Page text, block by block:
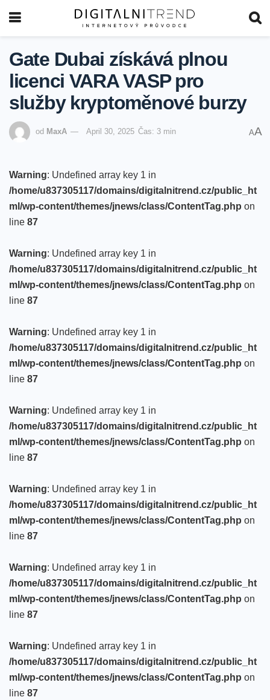
Gate Dubai získává plnou
licenci VARA VASP pro
služby kryptoměnové burzy
od MaxA April 30, 2025 Čas: 3 min AA
Warning: Undefined array key 1 in
/home/u837305117/domains/digitalnitrend.cz/public_ht
ml/wp-content/themes/jnews/class/ContentTag.php on
line 87
Warning: Undefined array key 1 in
/home/u837305117/domains/digitalnitrend.cz/public_ht
ml/wp-content/themes/jnews/class/ContentTag.php on
line 87
Warning: Undefined array key 1 in
/home/u837305117/domains/digitalnitrend.cz/public_ht
ml/wp-content/themes/jnews/class/ContentTag.php on
line 87
Warning: Undefined array key 1 in
/home/u837305117/domains/digitalnitrend.cz/public_ht
ml/wp-content/themes/jnews/class/ContentTag.php on
line 87
Warning: Undefined array key 1 in
/home/u837305117/domains/digitalnitrend.cz/public_ht
ml/wp-content/themes/jnews/class/ContentTag.php on
line 87
Warning: Undefined array key 1 in
/home/u837305117/domains/digitalnitrend.cz/public_ht
ml/wp-content/themes/jnews/class/ContentTag.php on
line 87
Warning: Undefined array key 1 in
/home/u837305117/domains/digitalnitrend.cz/public_ht
ml/wp-content/themes/jnews/class/ContentTag.php on
line 87